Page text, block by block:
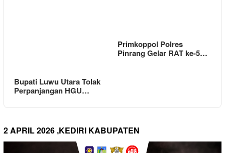
Bupati Luwu Utara Tolak
Perpanjangan HGU…
Primkoppol Polres
Pinrang Gelar RAT ke-5…
2 APRIL 2026 ,KEDIRI KABUPATEN